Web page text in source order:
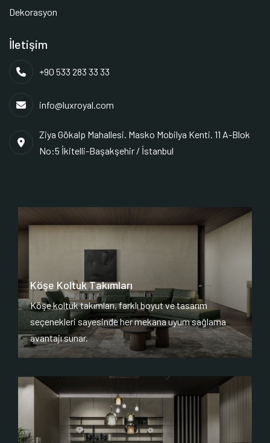
Dekorasyon
İletişim
+90 533 283 33 33
info@luxroyal.com
Ziya Gökalp Mahallesi. Masko Mobilya Kenti. 11 A-Blok
No:5 İkitelli-Başakşehir / İstanbul
Köşe Koltuk Takımları
Köşe koltuk takımları, farklı boyut ve tasarım
seçenekleri sayesinde her mekana uyum sağlama
avantajı sunar.